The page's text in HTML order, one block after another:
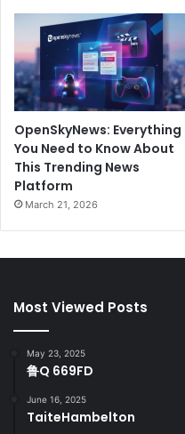
OpenSkyNews: Everything
You Need to Know About
This Trending News
Platform
March 21, 2026
Most Viewed Posts
May 23, 2025
鲁Q 669FD
June 16, 2025
TaiteHambelton